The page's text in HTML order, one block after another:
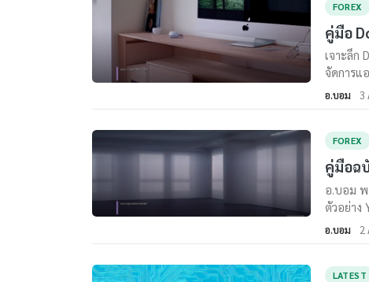
FOREX
คู่มือ
เจาะลึก
จัดการแ
อ.บอม 3
FOREX
คู่มือฉ
อ.บอม พ
ตัวอย่าง
อ.บอม 2
LATEST